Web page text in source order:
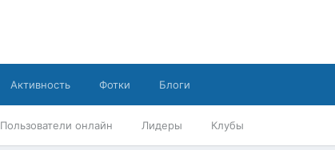
Пользователи онлайн Лидеры Клубы
Активность Фотки Блоги